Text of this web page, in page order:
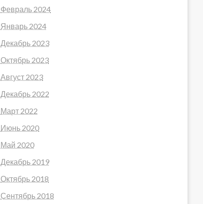
Февраль 2024
Январь 2024
Декабрь 2023
Октябрь 2023
Август 2023
Декабрь 2022
Март 2022
Июнь 2020
Май 2020
Декабрь 2019
Октябрь 2018
Сентябрь 2018